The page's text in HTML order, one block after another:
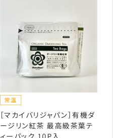
［マカイバリジャパン］有機ダ
ージリン紅茶 最高級茶葉テ
ィーパック 10P入